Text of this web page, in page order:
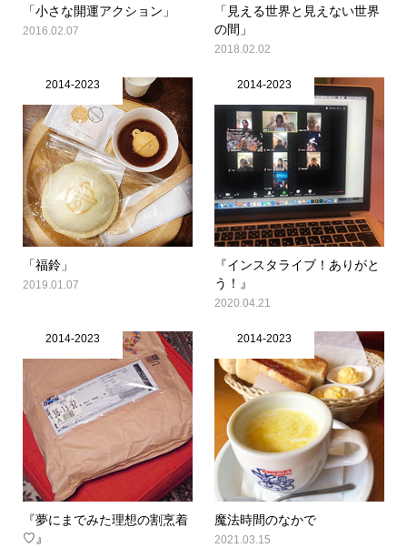
「小さな開運アクション」
2016.02.07
「見える世界と見えない世界
の間」
2018.02.02
2014-2023
「福鈴」
2019.01.07
2014-2023
『インスタライブ！ありがと
う！』
2020.04.21
2014-2023
『夢にまでみた理想の割烹着
♡』
2014-2023
魔法時間のなかで
2021.03.15